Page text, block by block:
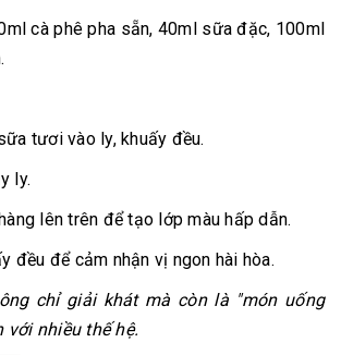
cà phê pha sẵn, 40ml sữa đặc, 100ml
tươi vào ly, khuấy đều.
ly.
lên trên để tạo lớp màu hấp dẫn.
đều để cảm nhận vị ngon hài hòa.
chỉ giải khát mà còn là "món uống
với nhiều thế hệ.